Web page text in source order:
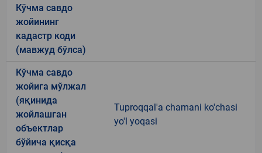
Кўчма савдо
жойининг
кадастр коди
(мавжуд бўлса)
Кўчма савдо
жойига мўлжал
(яқинида
жойлашган
объектлар
бўйича қисқа
Tuproqqal'a chamani ko'chasi
yo'l yoqasi